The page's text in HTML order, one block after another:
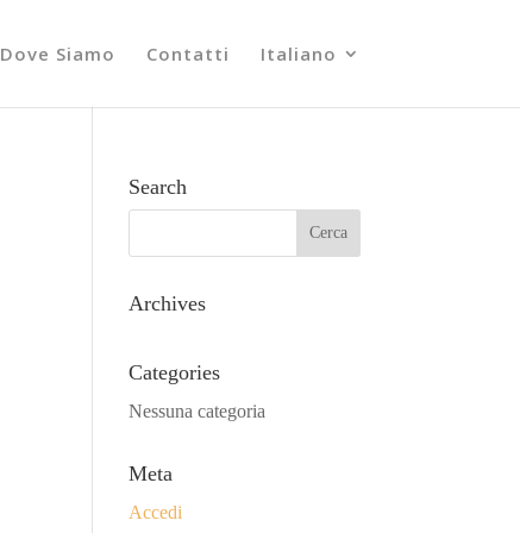
Dove Siamo Contatti Italiano
Search
Archives
Categories
Nessuna categoria
Meta
Accedi